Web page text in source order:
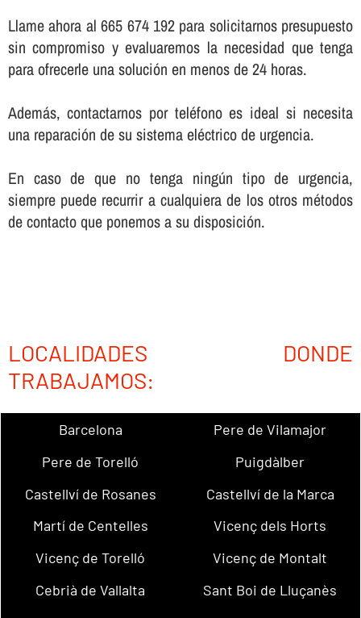
Llame ahora al 665 674 192 para solicitarnos presupuesto
sin compromiso y evaluaremos la necesidad que tenga
para ofrecerle una solución en menos de 24 horas.
Además, contactarnos por teléfono es ideal si necesita
una reparación de su sistema eléctrico de urgencia.
En caso de que no tenga ningún tipo de urgencia,
siempre puede recurrir a cualquiera de los otros métodos
de contacto que ponemos a su disposición.
LOCALIDADES DONDE
TRABAJAMOS:
Barcelona
Pere de Vilamajor
Pere de Torelló
Puigdàlber
Castellví de Rosanes
Castellví de la Marca
Martí de Centelles
Vicenç dels Horts
Vicenç de Torelló
Vicenç de Montalt
Cebrià de Vallalta
Sant Boi de Lluçanès